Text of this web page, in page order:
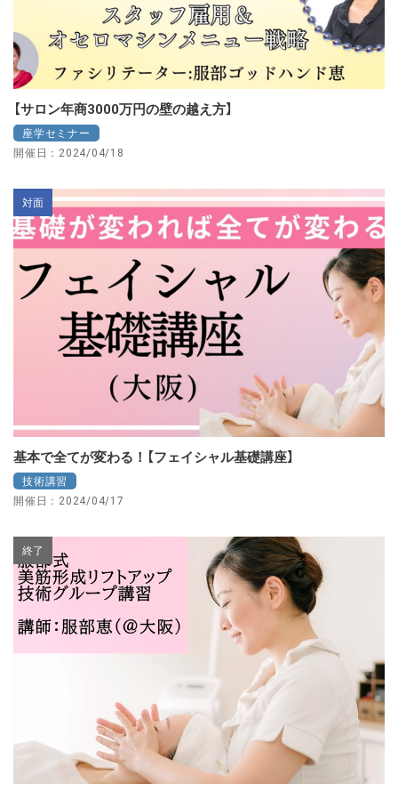
【サロン年商3000万円の壁の越え方】
座学セミナー
開催日：2024/04/18
対面
基本で全てが変わる！【フェイシャル基礎講座】
技術講習
開催日：2024/04/17
終了